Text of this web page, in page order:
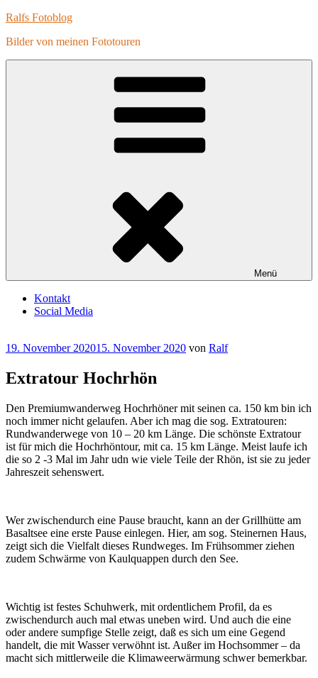
Zum
springen
Ralfs Fotoblog
Bilder von meinen Fototouren
Menü
Kontakt
Social Media
Veröffentlicht
19. November 202015. November 2020 von Ralf
Extratour Hochrhön
Den Premiumwanderweg Hochrhöner mit seinen ca. 150 km bin ich
noch immer nicht gelaufen. Aber ich mag die sog. Extratouren:
Rundwanderwege von 10 – 20 km Länge. Die schönste Extratour
ist für mich die Hochrhöntour, mit ca. 15 km Länge. Meist laufe ich
die so 2 -3 Mal im Jahr udn wie viele Teile der Rhön, ist sie zu jeder
Jahreszeit sehenswert.
Wer zwischendurch eine Pause braucht, kann an der Grillhütte am
Basaltsee eine erste Pause einlegen. Hier, am sog. Steinernen Haus,
zeigt sich die Vielfalt dieses Rundweges. Im Frühsommer ziehen
zudem Schwärme von Kaulquappen durch den See.
Wichtig ist festes Schuhwerk, mit ordentlichem Profil, da es
zwischendurch auch mal etwas uneben wird. Und auch die eine
oder andere sumpfige Stelle zeigt, daß es sich um eine Gegend
handelt, die mit Wasser verwöhnt ist. Außer im Hochsommer – da
macht sich mittlerweile die Klimaweerwärmung schwer bemerkbar.